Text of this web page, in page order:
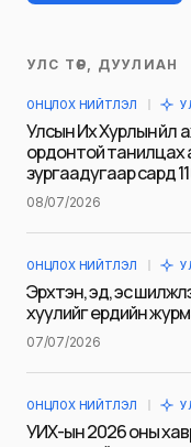
Таны имэйл
тэмдэглэсэн
Сэтгэгдэл*
Name
УЛС ТӨР, ДУУЛИАН
ОНЦЛОХ НИЙТЛЭЛ
Улсын Их Хурлын үйл
ордонтой танилцах
зургаадугаар сард
08/07/2026
ОНЦЛОХ НИЙТЛЭЛ
Эрхтэн, эд, эс
хуулийг ердийн
07/07/2026
ОНЦЛОХ НИЙТЛЭЛ
УИХ-ын 2026 оны